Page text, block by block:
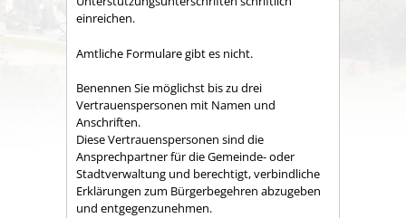
einreichen.
Amtliche Formulare gibt es nicht.
Benennen Sie möglichst bis zu drei
Vertrauenspersonen mit Namen und
Anschriften.
Diese Vertrauenspersonen sind die
Ansprechpartner für die Gemeinde- oder
Stadtverwaltung und berechtigt, verbindliche
Erklärungen zum Bürgerbegehren abzugeben
und entgegenzunehmen.